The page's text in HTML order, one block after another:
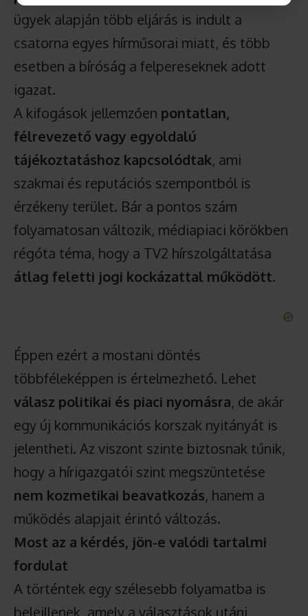
ügyek alapján több eljárás is indult a
csatorna egyes hírműsorai miatt, és több
esetben a bíróság a felpereseknek adott
igazat.
A kifogások jellemzően pontatlan,
félrevezető vagy egyoldalú
tájékoztatáshoz kapcsolódtak, ami
szakmai és reputációs szempontból is
érzékeny terület. Bár a pontos szám
folyamatosan változik, médiapiaci körökben
régóta téma, hogy a TV2 hírszolgáltatása
átlag feletti jogi kockázattal működött.
Éppen ezért a mostani döntés
többféleképpen is értelmezhető. Lehet
válasz politikai és piaci nyomásra, de akár
egy új kommunikációs korszak nyitányát is
jelentheti. Az viszont szinte biztosnak tűnik,
hogy a hírigazgatói szint megszüntetése
nem kozmetikai beavatkozás, hanem a
működés alapjait érintő változás.
Most az a kérdés, jön-e valódi tartalmi
fordulat
A történtek egy szélesebb folyamatba is
beleillenek, amely a választások utáni